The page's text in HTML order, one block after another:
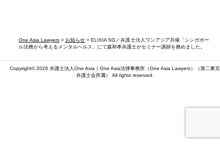
One Asia Lawyers > お知らせ > ELIXIA SG／弁護士法人ワンアジア共催「シンガポー
ル法務から考えるメンタルヘルス」にて森和孝弁護士がセミナー講師を務めました。
Copyright© 2026 弁護士法人One Asia｜One Asia法律事務所（One Asia Lawyers）（第二東京
弁護士会所属） All rights reserved.